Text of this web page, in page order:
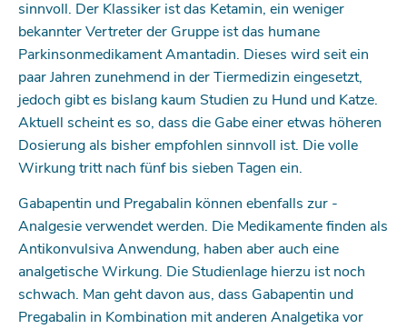
sinnvoll. Der Klassiker ist das ­­Ketamin, ein weniger
bekannter Vertreter der Gruppe ist das humane
Parkinsonmedikament Amantadin. Dieses wird seit ein
paar Jahren zunehmend in der ­­Tiermedizin eingesetzt,
jedoch gibt es bislang kaum Studien zu Hund und Katze.
Aktuell scheint es so, dass die Gabe einer etwas höheren
Dosierung als bisher empfohlen sinnvoll ist. Die volle
Wirkung tritt nach fünf bis sieben Tagen ein.
Gabapentin und Pregabalin können ebenfalls zur ­
Analgesie verwendet werden. Die Medikamente finden als
Antikonvulsiva Anwendung, haben aber auch eine
analgetische Wirkung. Die Studienlage hierzu ist noch
schwach. Man geht davon aus, dass Gabapentin und
Pregabalin in Kombination mit anderen Analgetika vor